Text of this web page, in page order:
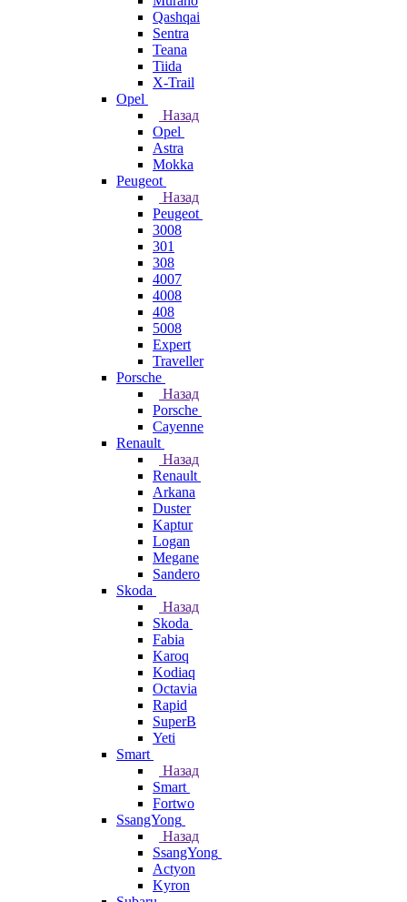
Qashqai
Sentra
Teana
Tiida
X-Trail
Opel
Назад
Opel
Astra
Mokka
Peugeot
Назад
Peugeot
3008
301
308
4007
4008
408
5008
Expert
Traveller
Porsche
Назад
Porsche
Cayenne
Renault
Назад
Renault
Arkana
Duster
Kaptur
Logan
Megane
Sandero
Skoda
Назад
Skoda
Fabia
Karoq
Kodiaq
Octavia
Rapid
SuperB
Yeti
Smart
Назад
Smart
Fortwo
SsangYong
Назад
SsangYong
Actyon
Kyron